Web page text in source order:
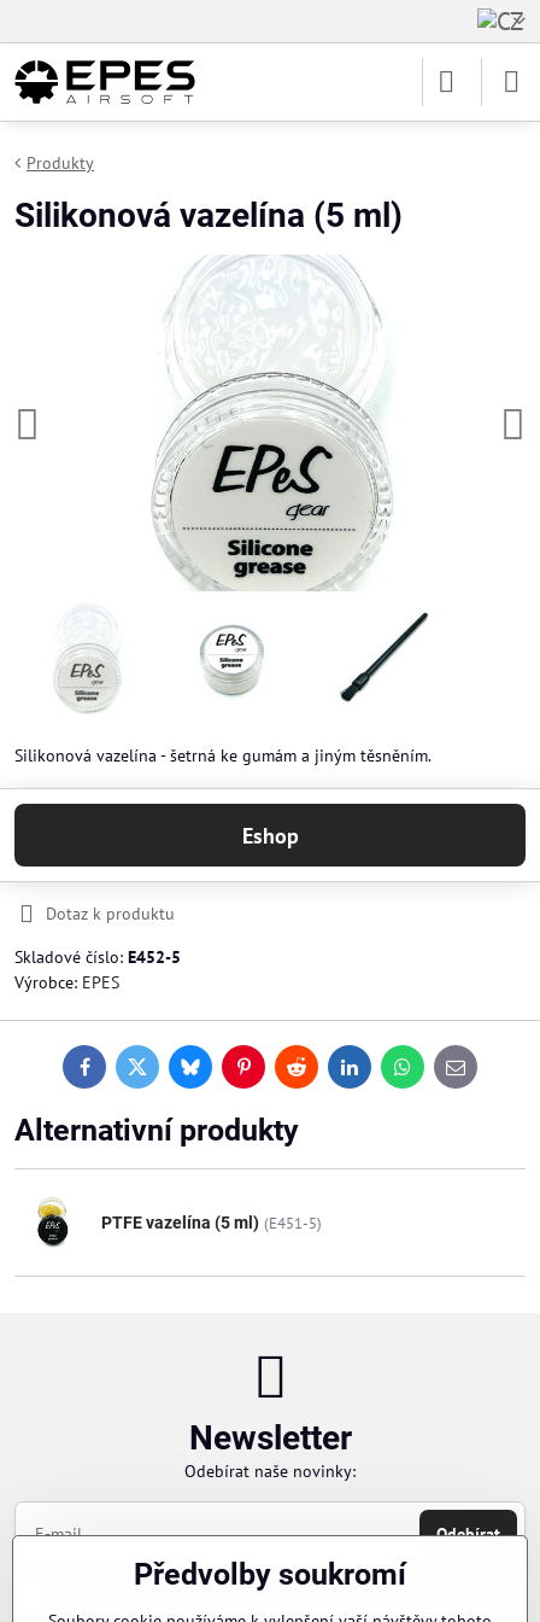
Produkty
Silikonová vazelína (5 ml)
Silikonová vazelína - šetrná ke gumám a jiným těsněním.
Eshop
Dotaz k produktu
Skladové číslo: E452-5
Výrobce: EPES
FacebookTwitterBlueskyPinterestReddit LinkedInWhatsApp
E-
mail
Alternativní produkty
PTFE vazelína (5 ml) (E451-5)
Newsletter
Odebírat naše novinky:
Odebírat
Chci se přihlásit k odběru novinek e-mailem
Předvolby soukromí